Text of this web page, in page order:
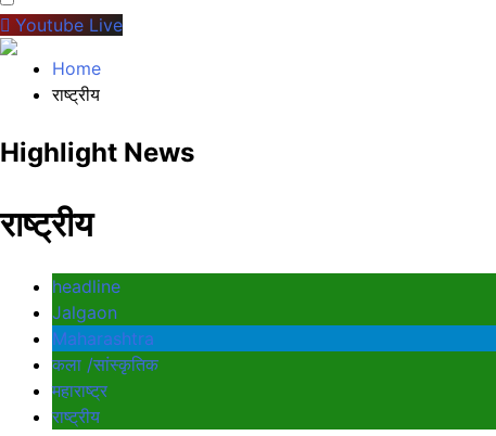
Youtube Live
Home
राष्ट्रीय
Highlight News
राष्ट्रीय
headline
Jalgaon
Maharashtra
कला /सांस्कृतिक
महाराष्ट्र
राष्ट्रीय